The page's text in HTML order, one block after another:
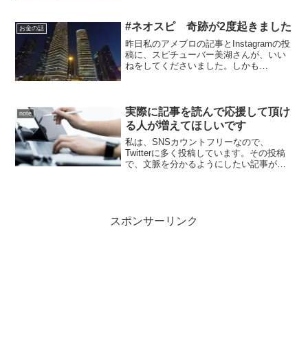
払い請求で乗り越えてきま...
お金の話 #ネオスピ 奇跡が2度起きました
昨日私のアメブロの記事とInstagramの投
稿に、スピチューバー美湖さんが、いい
ねをしてくださいました。しかも
というのは、...
note
実際に記事を読んで応援して頂け
る人が増えてほしいです
私は、SNSカウントフリーなので、
Twitterに多く投稿しています。その投稿
で、文脈を分かるようにしたい記事があ
スポンサーリンク